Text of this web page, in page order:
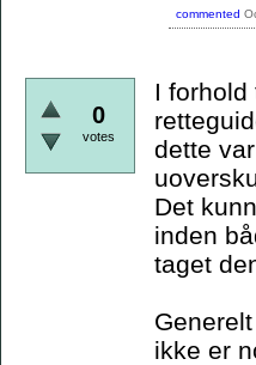
commented
0
votes
I
dette
Det
inden
taget
ikke er